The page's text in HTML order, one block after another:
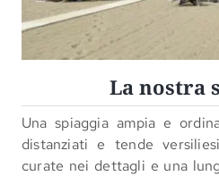
La nostra
Una spiaggia ampia e
distanziati e tende
curate nei dettagli e una